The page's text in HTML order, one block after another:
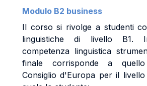
Modulo B2 business
Il corso si rivolge a studenti
linguistiche di livello B1.
competenza linguistica
finale corrisponde a
Consiglio d'Europa per il